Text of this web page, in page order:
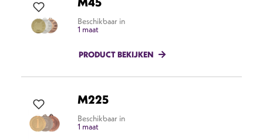
Beschikbaar in
1 maat
PRODUCT BEKIJKEN
M225
Beschikbaar in
1 maat